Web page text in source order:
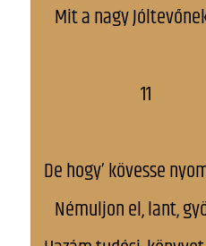
Mit a nagy
11
De hogy’ kövesse
Némuljon el, lant,